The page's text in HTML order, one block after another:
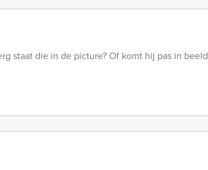
staat die in de picture? Of komt hij pas in beeld